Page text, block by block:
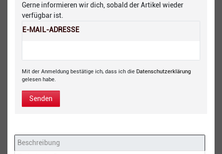
Gerne informieren wir dich, sobald der Artikel wieder
verfügbar ist.
E-MAIL-ADRESSE
Mit der Anmeldung bestätige ich, dass ich die Daten­schutz­erklärung
gelesen habe.
Senden
Beschreibung